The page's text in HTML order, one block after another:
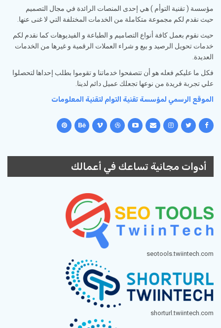
مؤسسة ( تقنية التوأم ) هي إحدى المنصات الرائدة في مجال التصميم
حيث نقدم لكم مجموعة متكاملة من الخدمات المختلفة التي لا غنى عنها.
حيث نقوم بعمل كافة أنواع التصاميم و الطباعة و الفيديوهات كما نقدم لكم
خدمات تحويل الرصيد و بيع و شراء العملات الرقمية و غيرها من الخدمات
العديدة.
فكل ما عليكم فعله هو أن تتصفحوا خدماتنا و تقوموا بطلب إحداها لتحصلوا
علي تجربة فريدة من نوعها تجعلك عميل دائم لدينا.
الموقع الرسمي لمؤسسة تقنية التوام لتقنية المعلومات
أدوات مجانية تساعك في أعمالك
seotools.twiintech.com
shorturl.twiintech.com